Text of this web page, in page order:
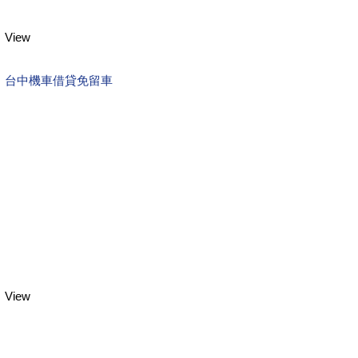
View
台中機車借貸免留車
View